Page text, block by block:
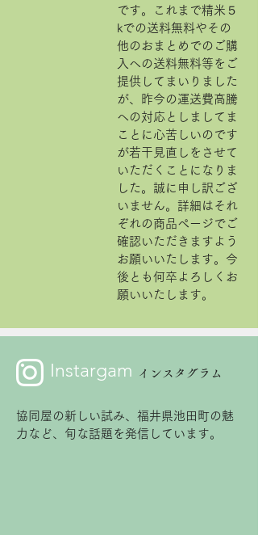
です。これまで精米５
kでの送料無料やその
他のおまとめでのご購
入への送料無料等をご
提供してまいりました
が、昨今の運送費高騰
への対応としましてま
ことに心苦しいのです
が若干見直しをさせて
いただくことになりま
した。誠に申し訳ござ
いません。詳細はそれ
ぞれの商品ページでご
確認いただきますよう
お願いいたします。今
後とも何卒よろしくお
願いいたします。
Instargam インスタグラム
協同屋の新しい試み、福井県池田町の魅
力など、旬な話題を発信しています。